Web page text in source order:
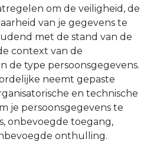
om de veiligheid, de
van je gegevens te
met de stand van de
context van de
de type persoonsgegevens.
neemt gepaste
en technische
je persoonsgegevens te
onbevoegde toegang,
onthulling.